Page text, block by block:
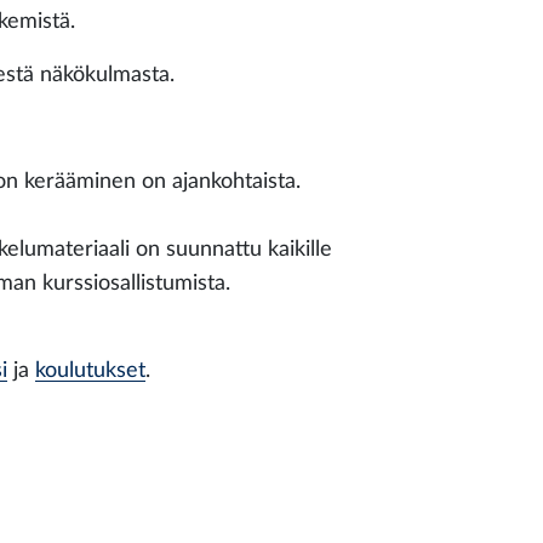
näkökulmasta.
kerääminen on ajankohtaista.
on suunnattu kaikille
kurssiosallistumista.
ja koulutukset.